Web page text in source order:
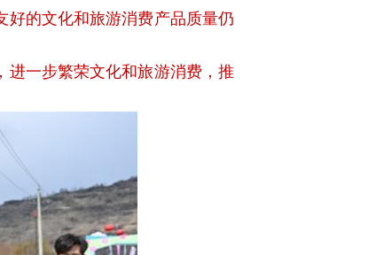
好的文化和旅游消费产品质量仍
进一步繁荣文化和旅游消费，推